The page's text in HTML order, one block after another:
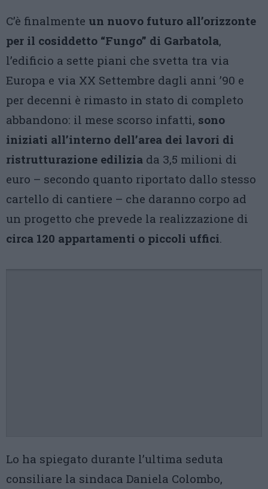
C’è finalmente un nuovo futuro all’orizzonte
per il cosiddetto “Fungo” di Garbatola,
l’edificio a sette piani che svetta tra via
Europa e via XX Settembre dagli anni ’90 e
per decenni è rimasto in stato di completo
abbandono: il mese scorso infatti, sono
iniziati all’interno dell’area dei lavori di
ristrutturazione edilizia da 3,5 milioni di
euro – secondo quanto riportato dallo stesso
cartello di cantiere – che daranno corpo ad
un progetto che prevede la realizzazione di
circa 120 appartamenti o piccoli uffici.
Lo ha spiegato durante l’ultima seduta
consiliare la sindaca Daniela Colombo,